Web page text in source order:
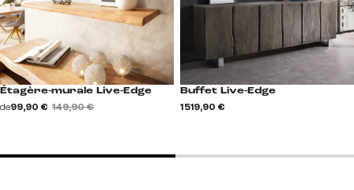
Étagère-murale Live-Edge
de99,90 € 149,90 €
Buffet Live-Edge
1 519,90 €